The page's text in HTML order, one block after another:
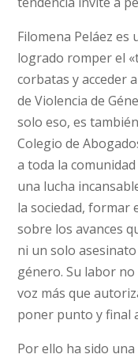
Filomena Peláez es
logrado romper el
corbatas y acceder
de Violencia de
solo eso, es
Colegio de
a toda la
una lucha
la sociedad, formar
sobre los avances
ni un solo
género. Su labor
voz más que
poner punto y final
Por ello ha sido